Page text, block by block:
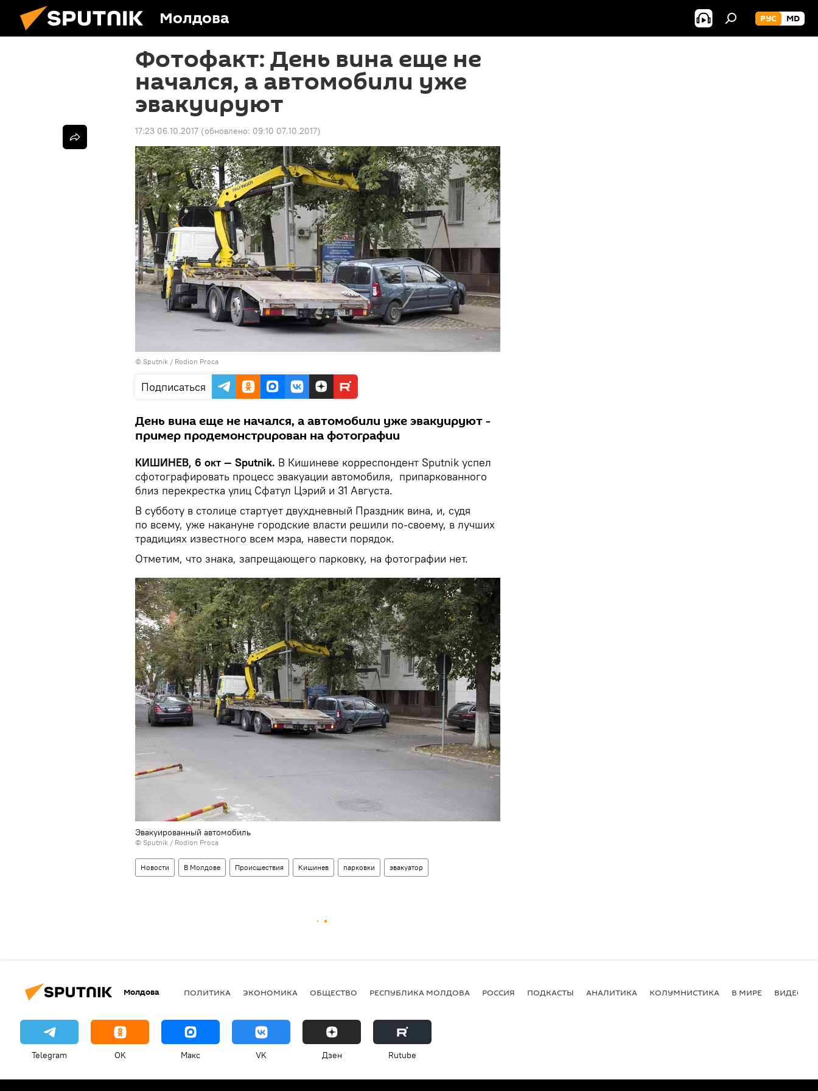
Молдова РУС MD
Фотофакт: День вина еще не
начался, а автомобили уже
эвакуируют
17:23 06.10.2017 (обновлено: 09:10 07.10.2017)
© Sputnik / Rodion Proca
Подписаться
День вина еще не начался, а автомобили уже эвакуируют -
пример продемонстрирован на фотографии
КИШИНЕВ, 6 окт — Sputnik. В Кишиневе корреспондент Sputnik успел
сфотографировать процесс эвакуации автомобиля, припаркованного
близ перекрестка улиц Сфатул Цэрий и 31 Августа.
В субботу в столице стартует двухдневный Праздник вина, и, судя
по всему, уже накануне городские власти решили по-своему, в лучших
традициях известного всем мэра, навести порядок.
Отметим, что знака, запрещающего парковку, на фотографии нет.
Эвакуированный автомобиль
© Sputnik / Rodion Proca
Новости В Молдове Происшествия Кишинев парковки эвакуатор
Молдова ПОЛИТИКА ЭКОНОМИКА ОБЩЕСТВО РЕСПУБЛИКА МОЛДОВА РОССИЯ ПОДКАСТЫ АНАЛИТИКА КОЛУМНИСТИКА В МИРЕ ВИДЕО
Telegram OK Макс VK Дзен Rutube